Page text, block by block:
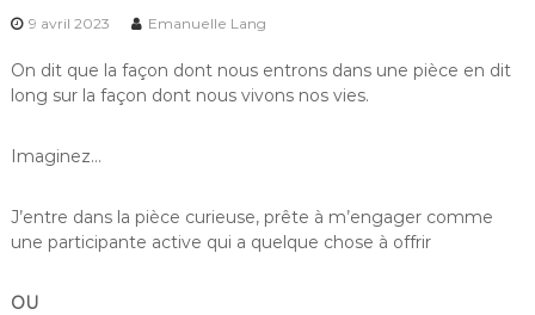
9 avril 2023 Emanuelle Lang
On dit que la façon dont nous entrons dans une pièce en dit
long sur la façon dont nous vivons nos vies.
Imaginez…
J’entre dans la pièce curieuse, prête à m’engager comme
une participante active qui a quelque chose à offrir
OU